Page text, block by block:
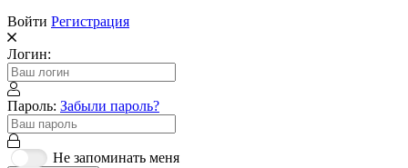
Войти Регистрация
Логин:
Пароль: Забыли пароль?
Не запоминать меня